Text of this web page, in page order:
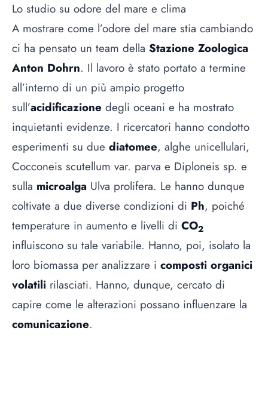
Lo studio su odore del mare e clima
A mostrare come l’odore del mare stia cambiando
ci ha pensato un team della Stazione Zoologica
Anton Dohrn. Il lavoro è stato portato a termine
all’interno di un più ampio progetto
sull’acidificazione degli oceani e ha mostrato
inquietanti evidenze. I ricercatori hanno condotto
esperimenti su due diatomee, alghe unicellulari,
Cocconeis scutellum var. parva e Diploneis sp. e
sulla microalga Ulva prolifera. Le hanno dunque
coltivate a due diverse condizioni di Ph, poiché
temperature in aumento e livelli di CO2
influiscono su tale variabile. Hanno, poi, isolato la
loro biomassa per analizzare i composti organici
volatili rilasciati. Hanno, dunque, cercato di
capire come le alterazioni possano influenzare la
comunicazione.